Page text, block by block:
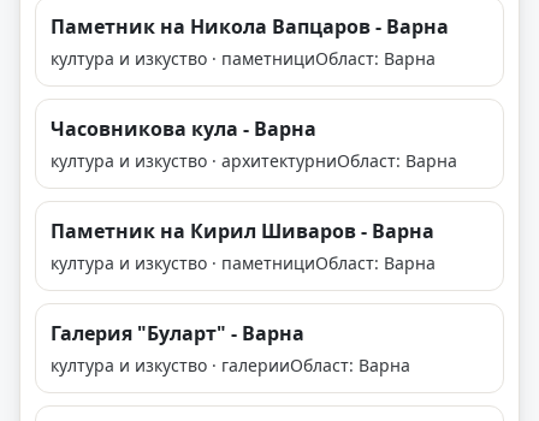
Паметник на Никола Вапцаров - Варна
култура и изкуство · паметнициОбласт: Варна
Часовникова кула - Варна
култура и изкуство · архитектурниОбласт: Варна
Паметник на Кирил Шиваров - Варна
култура и изкуство · паметнициОбласт: Варна
Галерия "Буларт" - Варна
култура и изкуство · галерииОбласт: Варна